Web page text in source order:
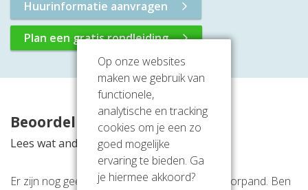
Huurinformatie aanvragen
Plan een gratis rondleiding
Beoordelingen
Lees wat anderen vinden van deze locatie
Er zijn nog geen beoordelingen over dit kantoorpand. Ben
Op onze websites
maken we gebruik van
functionele,
analytische en tracking
cookies om je een zo
goed mogelijke
ervaring te bieden. Ga
je hiermee akkoord?